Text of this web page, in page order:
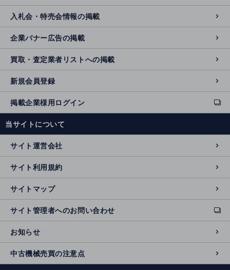
入札会・特売会情報の掲載
企業バナー広告の掲載
買取・査定業者リストへの掲載
新規会員登録
掲載企業様用ログイン
ext
e
n
al
si
t
e
当サイトについて
サイト運営会社
サイト利用規約
サイトマップ
サイト管理者へのお問い合わせ
ext
e
r
n
al
si
お知らせ
中古機械売買の注意点